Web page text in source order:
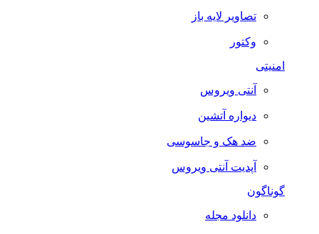
تصاویر لایه باز
وکتور
امنیتی
آنتی ویروس
دیواره آتشین
ضد هک و جاسوسی
آپدیت آنتی ویروس
گوناگون
دانلود مجله